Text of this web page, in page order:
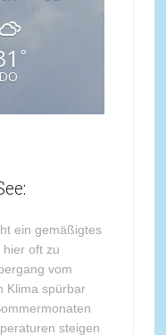
°
DO
ein gemäßigtes
hier oft zu
vom
Klima spürbar
steigen